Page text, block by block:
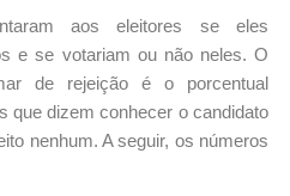
aos eleitores se eles
e se votariam ou não neles. O
de rejeição é o porcentual
que dizem conhecer o candidato
nenhum. A seguir, os números